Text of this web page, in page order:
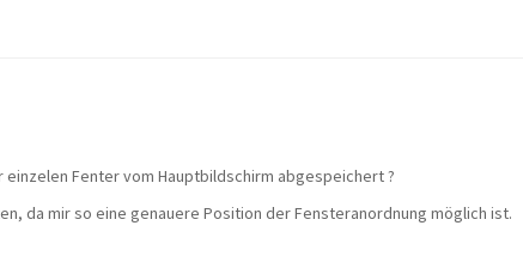
Fenter vom Hauptbildschirm abgespeichert ?
da mir so eine genauere Position der Fensteranordnung möglich ist.